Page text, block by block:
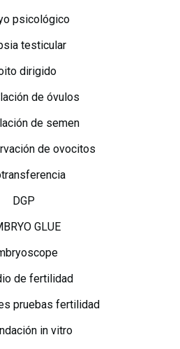
psicológico
testicular
dirigido
de óvulos
de semen
de ovocitos
DGP
GLUE
de fertilidad
pruebas fertilidad
in vitro